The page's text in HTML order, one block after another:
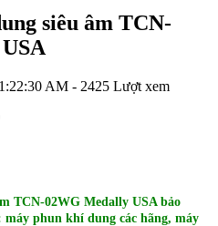
siêu âm TCN-
AM - 2425 Lượt xem
TCN-02WG Medally USA bảo
máy phun khí dung các hãng, máy